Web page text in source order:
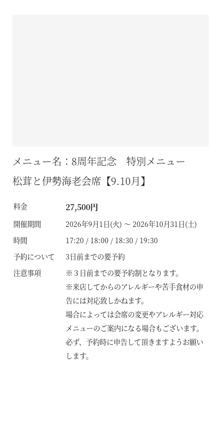
メニュー名：8周年記念 特別メニュー
松茸と伊勢海老会席【9.10月】
料金 27,500円
開催期間
2026年9月1日(火) ～ 2026年10月31日(土)
時間
17:20 / 18:00 / 18:30 / 19:30
予約について
3日前までの要予約
注意事項
※３日前までの要予約制となります。
※来店してからのアレルギーや苦手食材の申
告には対応致しかねます。
場合によっては会席の変更やアレルギー対応
メニューのご案内になる場合もございます。
必ず、予約時に申告して頂きますようお願い
します。